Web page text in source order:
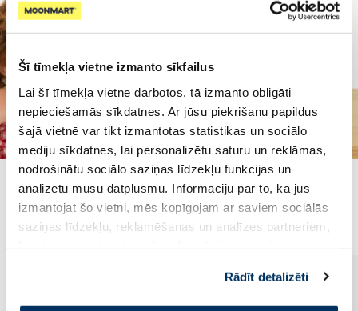
Šī tīmekļa vietne izmanto sīkfailus
Lai šī tīmekļa vietne darbotos, tā izmanto obligāti
nepieciešamās sīkdatnes. Ar jūsu piekrišanu papildus
šajā vietnē var tikt izmantotas statistikas un sociālo
mediju sīkdatnes, lai personalizētu saturu un reklāmas,
nodrošinātu sociālo saziņas līdzekļu funkcijas un
analizētu mūsu datplūsmu. Informāciju par to, kā jūs
izmantojat šo vietni, mēs kopīgojam ar saviem sociālās
saziņas līdzekļu, reklamēšanas un analīzes partneriem,
pakalpojumus. Ja piekrītat šo papildu sīkdatņu
izmantošanai, lūdzu, atzīmējiet savu izvēli:
Rādīt detalizēti
Populārākie kategorijā